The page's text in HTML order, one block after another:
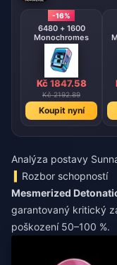
-16%
6480 + 1600
Monochromes
Kč 1847.58
Kč 2192.89
Koupit nyní
Analýza postavy
Rozbor schopností
Mesmerized
garantovaný kritický
poškození 50–100 %.